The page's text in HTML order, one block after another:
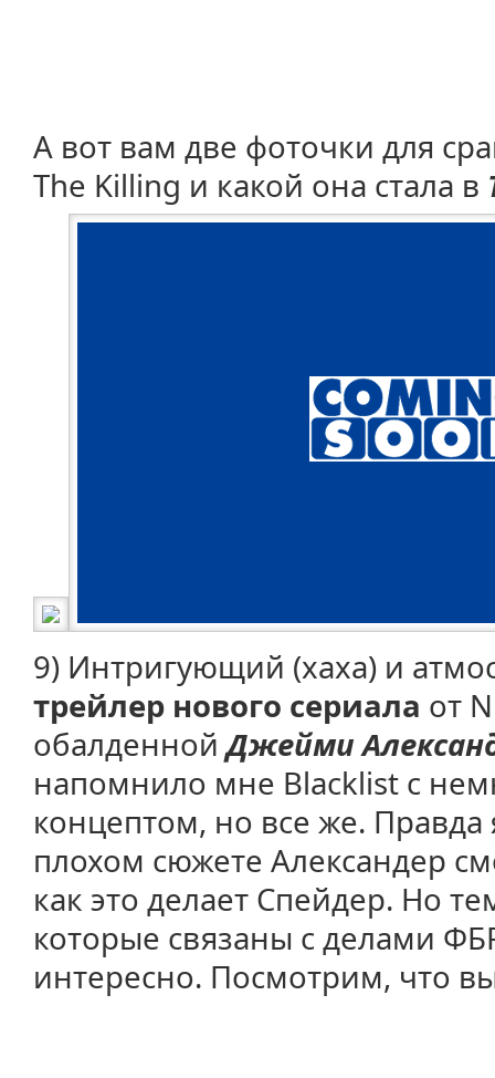
А вот вам две фоточки для
The Killing и какой она стала в
9) Интригующий (хаха) и
трейлер нового сериала от
обалденнойДжейми
напомнило мне Blacklist с
концептом, но все же. Правда
плохом сюжете Александер
как это делает Спейдер. Но
которые связаны с делами
интересно. Посмотрим, что